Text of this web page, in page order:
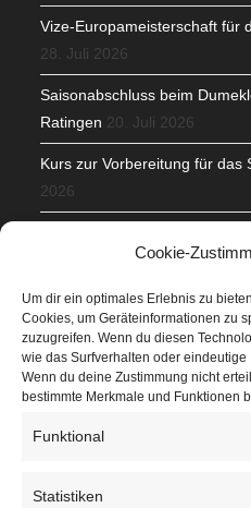
Cookie-
Um dir ein optimales Erlebnis zu
Cookies, um Geräteinformationen zu
zuzugreifen. Wenn du diesen
wie das Surfverhalten oder
Wenn du deine Zustimmung nicht
bestimmte Merkmale und Funktionen
Funktional
Statistiken
Vize-Europameisterschaft für
28. Juli 2026
Saisonabschluss beim
Ratingen 20. Juli 2026
Kurs zur Vorbereitung für das
2026
Veranstaltungen
Höffner Run